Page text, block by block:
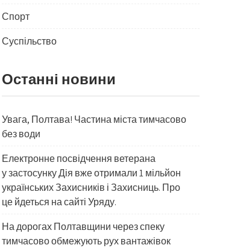
Спорт
Суспільство
Останні новини
Увага, Полтава! Частина міста тимчасово
без води
Електронне посвідчення ветерана
у застосунку Дія вже отримали 1 мільйон
українських Захисників і Захисниць. Про
це йдеться на сайті Уряду.
На дорогах Полтавщини через спеку
тимчасово обмежують рух вантажівок